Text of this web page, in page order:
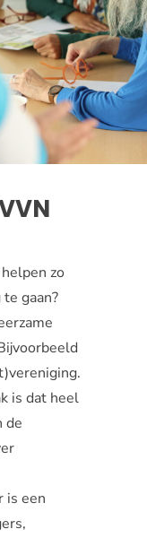
zo
gaan?
is dat heel
de
is een